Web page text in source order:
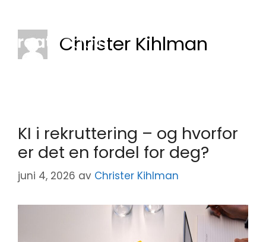
Christer Kihlman
KI i rekruttering – og hvorfor
er det en fordel for deg?
juni 4, 2026 av Christer Kihlman